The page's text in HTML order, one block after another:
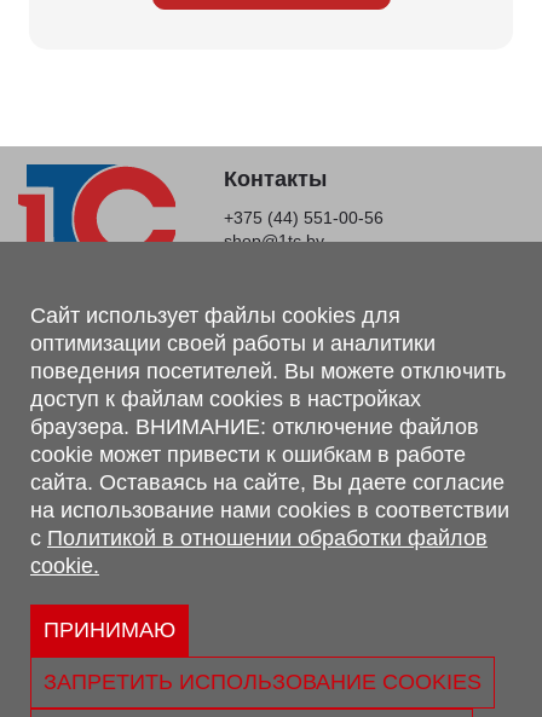
Контакты
+375 (44) 551-00-56
shop@1tc.by
Магазин, склад
г. Минск, Минский р-н, п. Привольный, ул. Мира, 20А,
223062
г. Брест, ул. Лейтенанта Рябцева, 108 В, 224701
Обращаем Ваше внимание, что вся предоставленная на сайте
информация, касающаяся комплектаций, технических
характеристик, цветовых сочетаний, а также стоимости и
сервисного обслуживания носит информационный характер и
не является публичной офертой, определяемой п.2 ст.407
Гражданского кодекса Республики Беларусь.
Политика обработки персональных данных
Политикой в отношении обработки файлов cookie.
Сайт использует файлы cookies для
оптимизации своей работы и аналитики
поведения посетителей. Вы можете отключить
доступ к файлам cookies в настройках
браузера. ВНИМАНИЕ: отключение файлов
cookie может привести к ошибкам в работе
сайта. Оставаясь на сайте, Вы даете согласие
на использование нами cookies в соответствии
с Политикой в отношении обработки файлов
cookie.
ПРИНИМАЮ
ЗАПРЕТИТЬ ИСПОЛЬЗОВАНИЕ COOKIES